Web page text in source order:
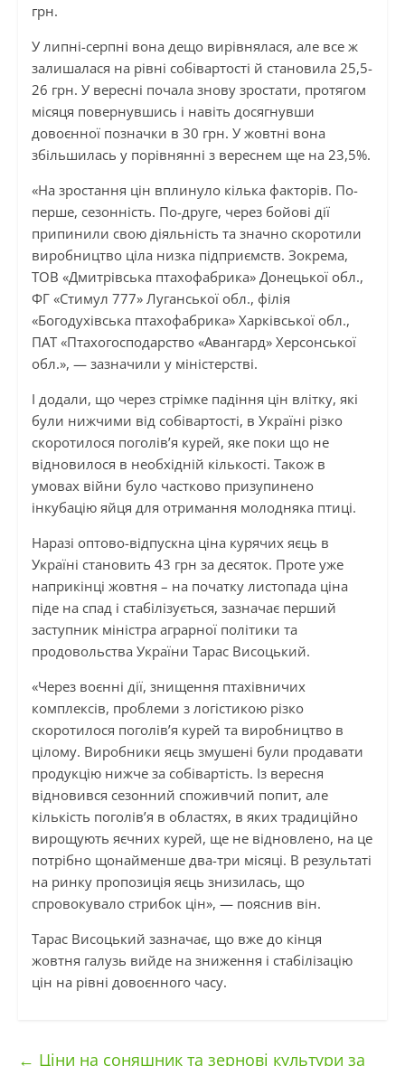
грн.
У липні-серпні вона дещо вирівнялася, але все ж
залишалася на рівні собівартості й становила 25,5-
26 грн. У вересні почала знову зростати, протягом
місяця повернувшись і навіть досягнувши
довоєнної позначки в 30 грн. У жовтні вона
збільшилась у порівнянні з вереснем ще на 23,5%.
«На зростання цін вплинуло кілька факторів. По-
перше, сезонність. По-друге, через бойові дії
припинили свою діяльність та значно скоротили
виробництво ціла низка підприємств. Зокрема,
ТОВ «Дмитрівська птахофабрика» Донецької обл.,
ФГ «Стимул 777» Луганської обл., філія
«Богодухівська птахофабрика» Харківської обл.,
ПАТ «Птахогосподарство «Авангард» Херсонської
обл.», — зазначили у міністерстві.
І додали, що через стрімке падіння цін влітку, які
були нижчими від собівартості, в Україні різко
скоротилося поголів’я курей, яке поки що не
відновилося в необхідній кількості. Також в
умовах війни було частково призупинено
інкубацію яйця для отримання молодняка птиці.
Наразі оптово-відпускна ціна курячих яєць в
Україні становить 43 грн за десяток. Проте уже
наприкінці жовтня – на початку листопада ціна
піде на спад і стабілізується, зазначає перший
заступник міністра аграрної політики та
продовольства України Тарас Висоцький.
«Через воєнні дії, знищення птахівничих
комплексів, проблеми з логістикою різко
скоротилося поголів’я курей та виробництво в
цілому. Виробники яєць змушені були продавати
продукцію нижче за собівартість. Із вересня
відновився сезонний споживчий попит, але
кількість поголів’я в областях, в яких традиційно
вирощують яєчних курей, ще не відновлено, на це
потрібно щонайменше два-три місяці. В результаті
на ринку пропозиція яєць знизилась, що
спровокувало стрибок цін», — пояснив він.
Тарас Висоцький зазначає, що вже до кінця
жовтня галузь вийде на зниження і стабілізацію
цін на рівні довоєнного часу.
← Ціни на соняшник та зернові культури за